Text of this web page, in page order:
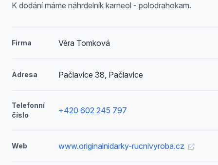
K dodání máme náhrdelník karneol - polodrahokam.
Firma Věra Tomková
Adresa Pačlavice 38, Pačlavice
Telefonní
číslo
+420 602 245 797
Web www.originalnidarky-rucnivyroba.cz